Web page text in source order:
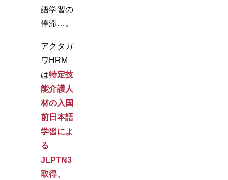
語学習の
停滞…。
アクタガ
ワHRM
は特定技
能介護人
材の入国
前日本語
学習によ
る
JLPTN3
取得、